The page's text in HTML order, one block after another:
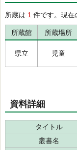
所蔵は 1 件です。現在
所蔵館 所蔵場所
県立 児童
資料詳細
タイトル
叢書名